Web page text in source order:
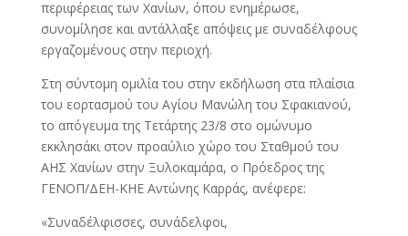
περιφέρειας των Χανίων, όπου ενημέρωσε,
συνομίλησε και αντάλλαξε απόψεις με συναδέλφους
εργαζομένους στην περιοχή.
Στη σύντομη ομιλία του στην εκδήλωση στα πλαίσια
του εορτασμού του Αγίου Μανώλη του Σφακιανού,
το απόγευμα της Τετάρτης 23/8 στο ομώνυμο
εκκλησάκι στον προαύλιο χώρο του Σταθμού του
ΑΗΣ Χανίων στην Ξυλοκαμάρα, ο Πρόεδρος της
ΓΕΝΟΠ/ΔΕΗ-ΚΗΕ Αντώνης Καρράς, ανέφερε:
«Συναδέλφισσες, συνάδελφοι,